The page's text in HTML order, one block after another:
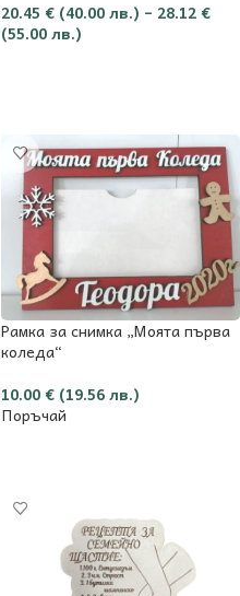
20.45 € (40.00 лв.) – 28.12 €
(55.00 лв.)
Рамка за снимка „Моята първа
коледа“
10.00 € (19.56 лв.)
Поръчай